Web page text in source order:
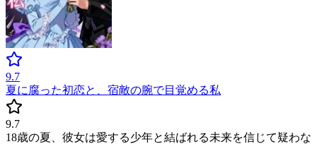
9.7
夏に腐った初恋と、宿敵の腕で目覚める私
9.7
18歳の夏、彼女は愛する少年と結ばれる未来を信じて疑わな